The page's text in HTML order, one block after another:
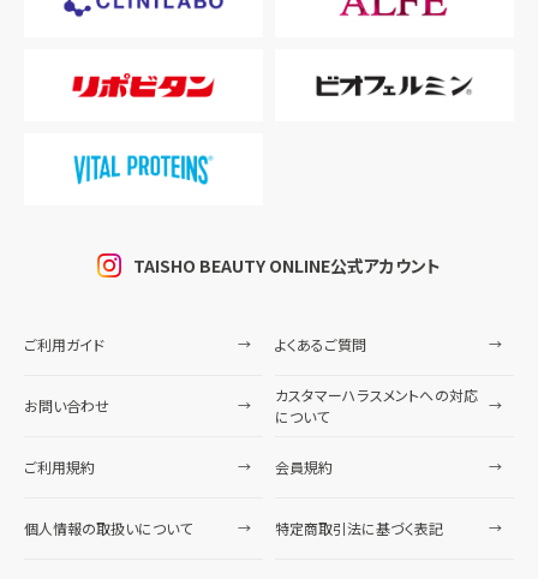
TAISHO BEAUTY ONLINE公式アカウント
ご利用ガイド よくあるご質問
お問い合わせ
カスタマーハラスメントへの対応
について
ご利用規約 会員規約
個人情報の取扱いについて 特定商取引法に基づく表記